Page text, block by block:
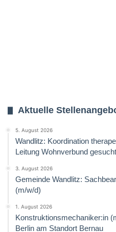
Aktuelle
5. August 2026
Wandlitz: Koordination
Leitung Wohnverbund
3. August 2026
Gemeinde Wandlitz:
(m/w/d)
1. August 2026
Konstruktionsmechaniker:in
Berlin am Standort Bernau